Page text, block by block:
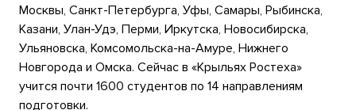
Москвы, Санкт-Петербурга, Уфы, Самары, Рыбинска,
Казани, Улан-Удэ, Перми, Иркутска, Новосибирска,
Ульяновска, Комсомольска-на-Амуре, Нижнего
Новгорода и Омска. Сейчас в «Крыльях Ростеха»
учится почти 1600 студентов по 14 направлениям
подготовки.